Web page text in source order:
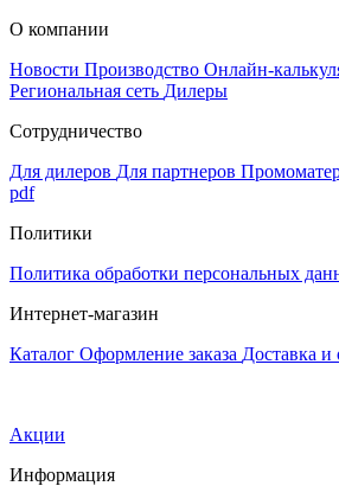
О компании
Новости Производство Онлайн-
Региональная сеть Дилеры
Сотрудничество
Для дилеров Для партнеров
pdf
Политики
Политика обработки персональных
Интернет-магазин
Каталог Оформление заказа Доставка и
Акции
Информация